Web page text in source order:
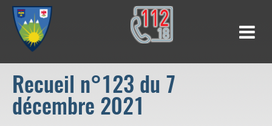
Recueil n°123 du 7
décembre 2021